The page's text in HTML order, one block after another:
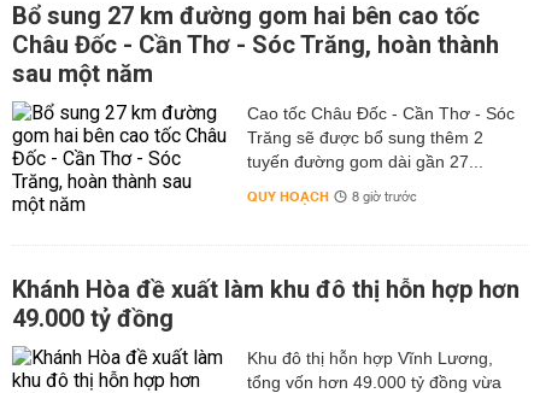
Bổ sung 27 km đường gom hai bên cao tốc
Châu Đốc - Cần Thơ - Sóc Trăng, hoàn thành
sau một năm
Cao tốc Châu Đốc - Cần Thơ - Sóc
Trăng sẽ được bổ sung thêm 2
tuyến đường gom dài gần 27...
QUY HOẠCH 8 giờ trước
Khánh Hòa đề xuất làm khu đô thị hỗn hợp hơn
49.000 tỷ đồng
Khu đô thị hỗn hợp Vĩnh Lương,
tổng vốn hơn 49.000 tỷ đồng vừa